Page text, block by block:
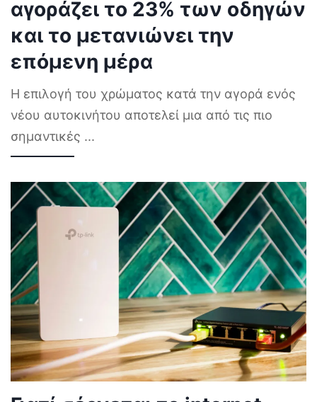
Το χρώμα αυτοκινήτου που
αγοράζει το 23% των οδηγών
και το μετανιώνει την
Η επιλογή του χρώματος κατά την αγορά ενός
νέου αυτοκινήτου αποτελεί μια από τις πιο
σημαντικές